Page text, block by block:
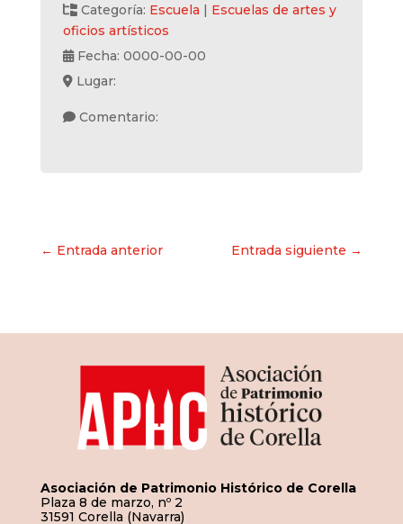
Categoría: Escuela | Escuelas de artes y
oficios artísticos
Fecha: 0000-00-00
Lugar:
Comentario:
Navegación
← Entrada anterior Entrada siguiente →
Asociación de Patrimonio Histórico de Corella
Plaza 8 de marzo, nº 2
31591 Corella (Navarra)